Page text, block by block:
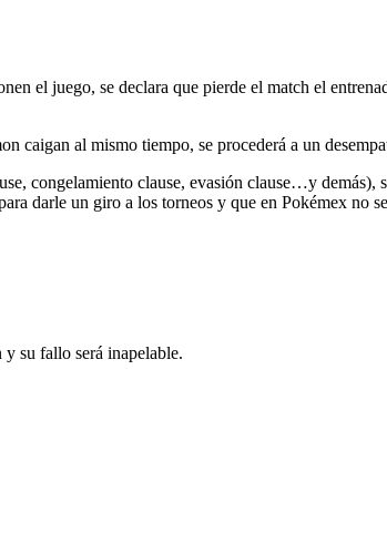
el juego, se declara que pierde el match el
al mismo tiempo, se procederá a un
congelamiento clause, evasión clause…y
darle un giro a los torneos y que en Pokémex no
su fallo será inapelable.